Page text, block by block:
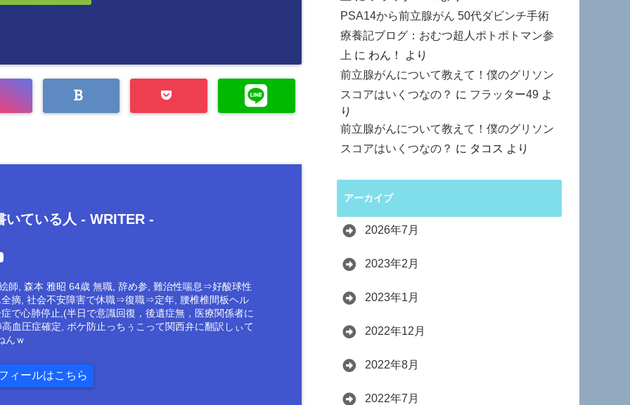
いている人 - WRITER -
師, 森本 雅昭 64歳 無職, 辞め参, 難治性喘息⇒好酸球性
全摘, 社会不安障害で休職⇒復職⇒定年, 腰椎椎間板ヘル
で心肺停止,(半日で意識回復，後遺症無，医療関係者に
血圧症確定, ボケ防止っちぅこって関西弁に翻訳しぃて
んｗ
ィールはこちら
PSA14から前立腺がん 50代ダビンチ手術
療養記ブログ：おむつ超人ポトポトマン参
上 に わん！
より
前立腺がんについて教えて！僕のグリソン
スコアはいくつなの？ に フラッター49 よ
り
前立腺がんについて教えて！僕のグリソン
スコアはいくつなの？ に タコス より
アーカイブ
2026年7月
2023年2月
2023年1月
2022年12月
2022年8月
2022年7月